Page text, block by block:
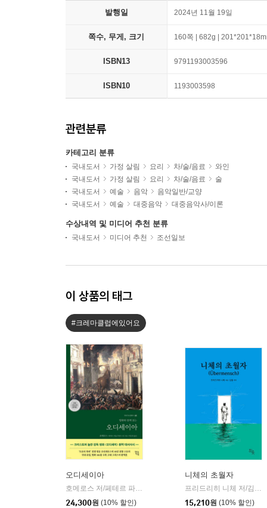
발행일 2024년 11월 19일
쪽수, 무게, 크기 160쪽 | 682g |
ISBN13 9791193003596
ISBN10 1193003598
관련분류
카테고리 분류
국내도서 가정 살림 요리 차/술/음료
와인
국내도서
가정 살림 요리 차/술/음료
술
국내도서
예술 음악
음악일반/교양
국내도서
예술 대중음악 대중음악사/이론
수상내역 및 미디어 추천 분류
국내도서 미디어 추천 조선일보
이 상품의 태그
#크레마클럽에있어요
오디세이아
호메로스 저/페테르 파울 루벤스 그림/박문재 역 |
현대지성
24,300원 (10% 할인)
니체의 초월자
프리드리히 니체 저/김철 편역
15,210원 (10% 할인)